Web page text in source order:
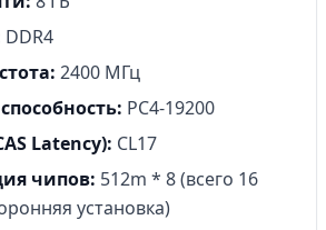
DDR4
2400 МГц
PC4-19200
Latency): CL17
чипов: 512m * 8 (всего 16
установка)